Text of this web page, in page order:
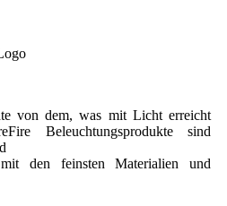
von dem, was mit Licht erreicht
Beleuchtungsprodukte sind
den feinsten Materialien und